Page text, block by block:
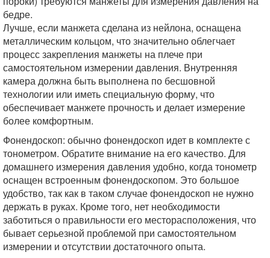
бедре.
Лучше, если манжета сделана из нейлона, оснащена
металлическим кольцом, что значительно облегчает
процесс закрепления манжеты на плече при
самостоятельном измерении давления. Внутренняя
камера должна быть выполнена по бесшовной
технологии или иметь специальную форму, что
обеспечивает манжете прочность и делает измерение
более комфортным.
Фонендоскоп: обычно фонендоскоп идет в комплекте с
тонометром. Обратите внимание на его качество. Для
домашнего измерения давления удобно, когда тонометр
оснащен встроенным фонендоскопом. Это большое
удобство, так как в таком случае фонендоскоп не нужно
держать в руках. Кроме того, нет необходимости
заботиться о правильности его месторасположения, что
бывает серьезной проблемой при самостоятельном
измерении и отсутствии достаточного опыта.